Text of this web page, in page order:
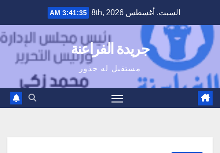
content
السبت. أغسطس 8th, 2026 3:41:36 AM
جريدة الفراعنة
مستقبل له جذور